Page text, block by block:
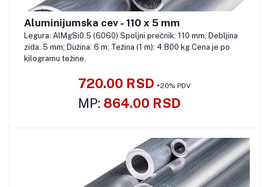
Pozovite
Aluminijumska cev - 110 x 5 mm
Legura: AlMgSi0.5 (6060) Spoljni prečnik: 110 mm; Debljina
zida: 5 mm; Dužina: 6 m; Težina (1 m): 4.800 kg Cena je po
kilogramu težine.
720.00 RSD +20% PDV
MP: 864.00 RSD